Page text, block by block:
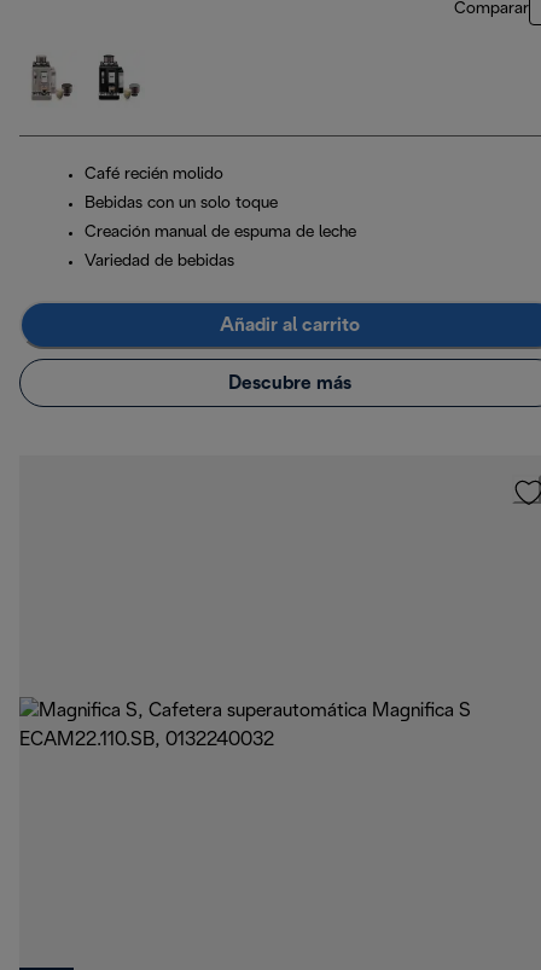
Comparar
Café recién molido
Bebidas con un solo toque
Creación manual de espuma de leche
Variedad de bebidas
Añadir al carrito
Descubre más